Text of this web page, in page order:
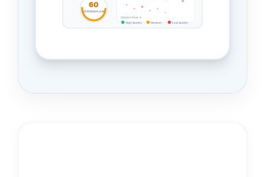
60
CITATION FLOW
Citation Flow →
High Quality Medium Low Quality